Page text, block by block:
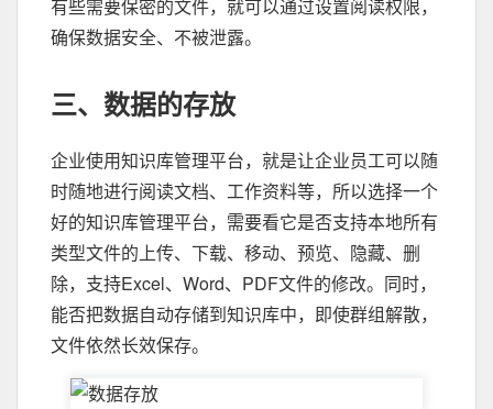
有些需要保密的文件，就可以通过设置阅读权限，
确保数据安全、不被泄露。
三、数据的存放
企业使用知识库管理平台，就是让企业员工可以随
时随地进行阅读文档、工作资料等，所以选择一个
好的知识库管理平台，需要看它是否支持本地所有
类型文件的上传、下载、移动、预览、隐藏、删
除，支持Excel、Word、PDF文件的修改。同时，
能否把数据自动存储到知识库中，即使群组解散，
文件依然长效保存。